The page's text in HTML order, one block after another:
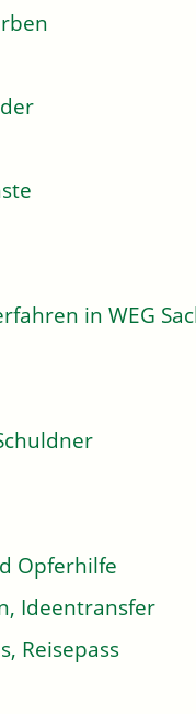
in WEG
Opferhilfe
Ideentransfer
Reisepass